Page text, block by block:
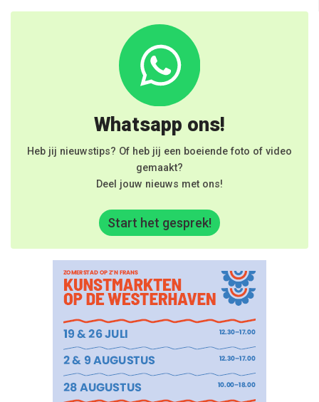
Whatsapp ons!
Heb jij nieuwstips? Of heb jij een boeiende foto of video
gemaakt?
Deel jouw nieuws met ons!
Start het gesprek!